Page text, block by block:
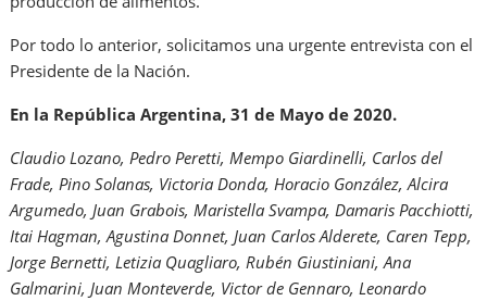
Por todo lo anterior, solicitamos una urgente entrevista con el
Presidente de la Nación.
En la República Argentina, 31 de Mayo de 2020.
Claudio Lozano, Pedro Peretti, Mempo Giardinelli, Carlos del
Frade, Pino Solanas, Victoria Donda, Horacio González, Alcira
Argumedo, Juan Grabois, Maristella Svampa, Damaris Pacchiotti,
Itai Hagman, Agustina Donnet, Juan Carlos Alderete, Caren Tepp,
Jorge Bernetti, Letizia Quagliaro, Rubén Giustiniani, Ana
Galmarini, Juan Monteverde, Victor de Gennaro, Leonardo